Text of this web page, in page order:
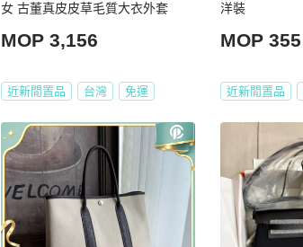
女 古董真皮皮草毛質大衣外套
MOP 3,156
近新閒置品 台灣 免運
洋裝
MOP 355
近新閒置品